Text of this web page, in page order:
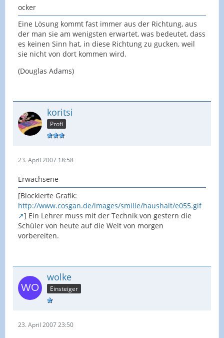
ocker
Eine Lösung kommt fast immer aus der Richtung, aus
der man sie am wenigsten erwartet, was bedeutet, dass
es keinen Sinn hat, in diese Richtung zu gucken, weil
sie nicht von dort kommen wird.
(Douglas Adams)
koritsi
Profi
23. April 2007 18:58
Erwachsene
[Blockierte Grafik:
http://www.cosgan.de/images/smilie/haushalt/e055.gif
] Ein Lehrer muss mit der Technik von gestern die
Schüler von heute auf die Welt von morgen
vorbereiten.
wolke
Einsteiger
23. April 2007 23:50